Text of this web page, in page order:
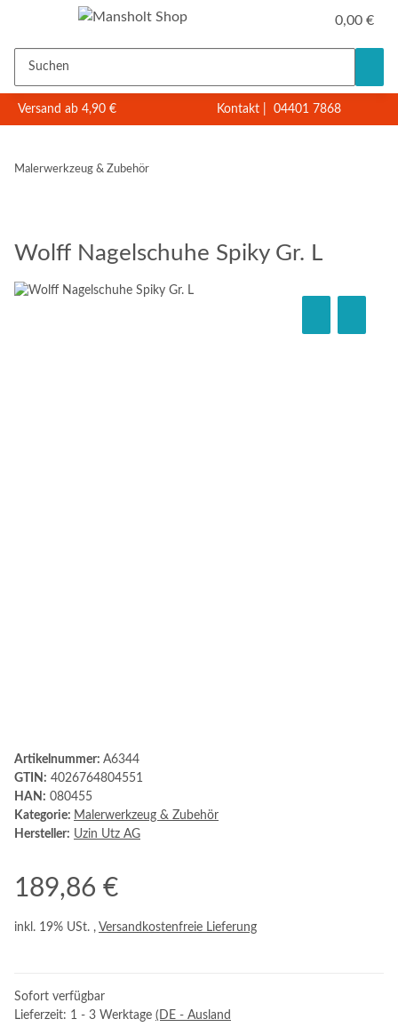
0,00 €
Versand ab 4,90 € Kontakt 04401 7868
Malerwerkzeug & Zubehör
Wolff Nagelschuhe Spiky Gr. L
Artikelnummer: A6344
GTIN: 4026764804551
HAN: 080455
Kategorie: Malerwerkzeug & Zubehör
Hersteller: Uzin Utz AG
189,86 €
inkl. 19% USt. , Versandkostenfreie Lieferung
Sofort verfügbar
Lieferzeit: 1 - 3 Werktage (DE - Ausland